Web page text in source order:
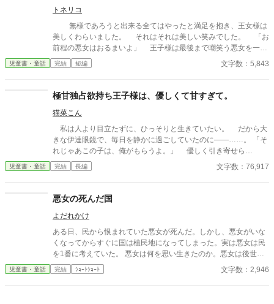
トネリコ
無様であろうと出来る全てはやったと満足を抱き、王女様は
美しくわらいました。 それはそれは美しい笑みでした。 「お
前程の悪女はおるまいよ」 王子様は最後まで嘲笑う悪女を一刀
で断罪しました。 きたいの悪女は処刑されました 解説版
児童書・童話 完結 短編 文字数：5,843
極甘独占欲持ち王子様は、優しくて甘すぎて。
猫菜こん
私は人より目立たずに、ひっそりと生きていたい。 だから大
きな伊達眼鏡で、毎日を静かに過ごしていたのに――……。 「そ
れじゃあこの子は、俺がもらうよ。」 優しく引き寄せら
れ、“王子様”の腕の中に閉じ込められ。 ……これは一体どうい
う状況なんですか!? 静かな場所が好きで大人しめな地味子ちゃ
ゆい） × 文武両道な学園の王子様 実は、好きな子を誰より
初は【仮】のはずだった。 「結衣さん……って呼んでもいい？
だから、俺のことも名前で呼んでほしいな。」 「さっきので嫉妬
したから、ちょっとだけ抱きしめられてて。」 「俺は前から結衣
さんのことが好きだったし、 今もどうしようもないくらい好き
れていた。
児童書・童話 完結 長編 文字数：76,917
悪女の死んだ国
よだれかけ
ある日、民から恨まれていた悪女が死んだ。しかし、悪女がいな
くなってからすぐに国は植民地になってしまった。実は悪女は民
を1番に考えていた。 悪女は何を思い生きたのか。悪女は後世に
何を残したのか......... 2話完結 1/14に2話の内容を増やしました
児童書・童話 完結 ｼｮｰﾄｼｮｰﾄ 文字数：2,946